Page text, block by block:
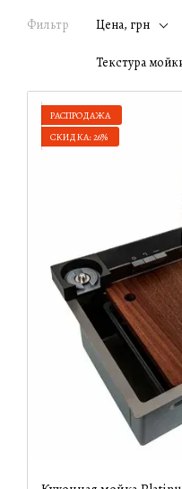
Фильтр Цена, грн
Текстура
РАСПРОДАЖА
СКИДКА: 26%